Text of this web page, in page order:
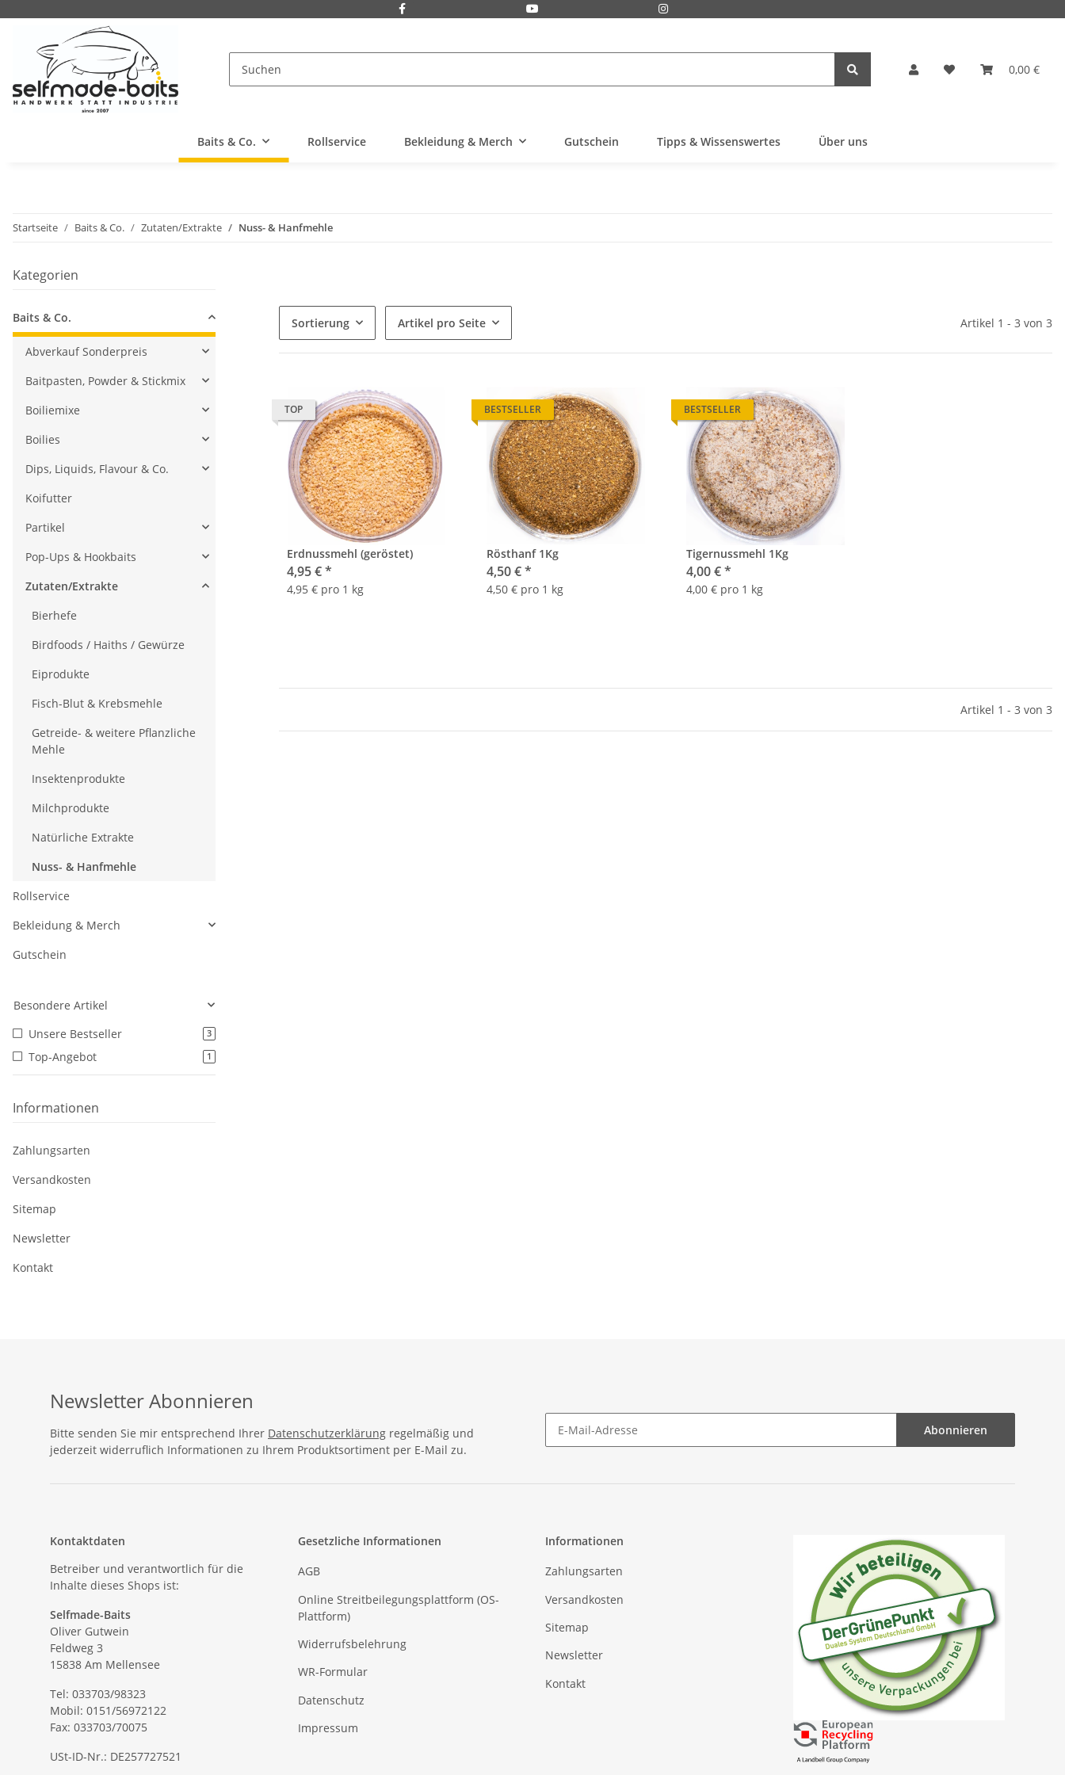
0,00 €
Baits & Co. Rollservice Bekleidung & Merch Gutschein Tipps & Wissenswertes Über uns
Startseite Baits & Co. Zutaten/Extrakte Nuss- & Hanfmehle
Sortierung Artikel pro Seite Artikel 1 - 3 von 3
TOP
Erdnussmehl (geröstet)
4,95 €*
4,95 € pro 1 kg
BESTSELLER
Rösthanf 1Kg
4,50 €*
4,50 € pro 1 kg
BESTSELLER
Tigernussmehl 1Kg
4,00 €*
4,00 € pro 1 kg
Artikel 1 - 3 von 3
Kategorien
Baits & Co.
Abverkauf Sonderpreis
Baitpasten, Powder & Stickmix
Boiliemixe
Boilies
Dips, Liquids, Flavour & Co.
Koifutter
Partikel
Pop-Ups & Hookbaits
Zutaten/Extrakte
Bierhefe
Birdfoods / Haiths / Gewürze
Eiprodukte
Fisch-Blut & Krebsmehle
Getreide- & weitere Pflanzliche
Mehle
Insektenprodukte
Milchprodukte
Natürliche Extrakte
Nuss- & Hanfmehle
Rollservice
Bekleidung & Merch
Gutschein
Besondere Artikel
Unsere Bestseller
3
Top-Angebot 1
Informationen
Zahlungsarten
Versandkosten
Sitemap
Newsletter
Kontakt
Newsletter Abonnieren
Bitte senden Sie mir entsprechend Ihrer Datenschutzerklärung regelmäßig und
jederzeit widerruflich Informationen zu Ihrem Produktsortiment per E-Mail zu.
Abonnieren
Kontaktdaten
Betreiber und verantwortlich für die
Inhalte dieses Shops ist:
Selfmade-Baits
Oliver Gutwein
Feldweg 3
15838 Am Mellensee
Tel: 033703/98323
Mobil: 0151/56972122
Fax: 033703/70075
USt-ID-Nr.: DE257727521
Gesetzliche Informationen
AGB
Online Streitbeilegungsplattform (OS-
Plattform)
Widerrufsbelehrung
WR-Formular
Datenschutz
Impressum
Informationen
Zahlungsarten
Versandkosten
Sitemap
Newsletter
Kontakt